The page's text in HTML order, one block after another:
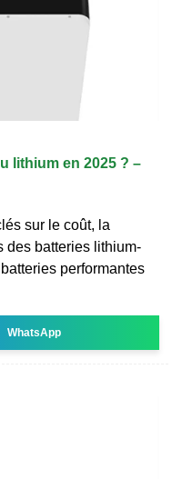
lithium en 2025 ? –
sur le coût, la
des batteries lithium-
performantes
WhatsApp